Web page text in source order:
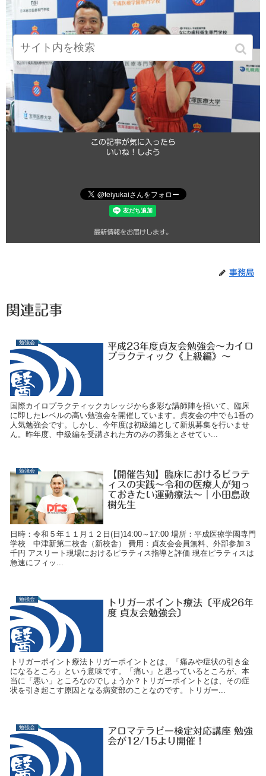
この記事が気に入ったら
いいね！しよう
最新情報をお届けします。
事務局
関連記事
勉強会
平成23年度貞友会勉強会～カイロ
プラクティック《上級編》～
国際カイロプラクティックカレッジから多彩な講師陣を招いて、臨床
に即したレベルの高い勉強会を開催しています。貞友会の中でも1番の
人気勉強会です。しかし、今年度は初級編として新規募集を行いませ
ん。昨年度、中級編を受講された方のみの募集とさせてい...
勉強会
【開催告知】臨床におけるピラテ
ィスの実践〜令和の医療人が知っ
ておきたい運動療法〜｜小田島政
樹先生
日時：令和５年１１月１２日(日)14:00～17:00 場所：平成医療学園専門
学校 中津新第二校舎（新校舎） 費用：貞友会会員無料、外部参加３
千円 アスリート現場におけるピラティス指導と評価 現在ピラティスは
急速にフィッ...
勉強会
トリガーポイント療法〔平成26年
度 貞友会勉強会〕
トリガーポイント療法トリガーポイントとは、「痛みや症状の引き金
になるところ」という意味です。「痛い」と思っているところが、本
当に「悪い」ところなのでしょうか？トリガーポイントとは、その症
状を引き起こす原因となる病変部のことなのです。トリガー...
勉強会
アロマテラピー検定対応講座 勉強
会が12/15より開催！